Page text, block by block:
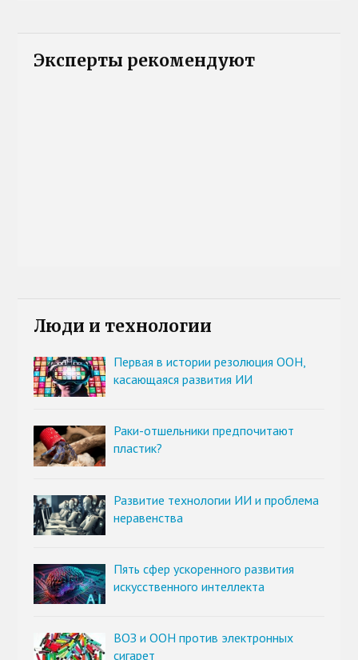
Эксперты рекомендуют
Люди и технологии
Первая в истории резолюция ООН,
касающаяся развития ИИ
Раки-отшельники предпочитают
пластик?
Развитие технологии ИИ и проблема
неравенства
Пять сфер ускоренного развития
искусственного интеллекта
ВОЗ и ООН против электронных
сигарет